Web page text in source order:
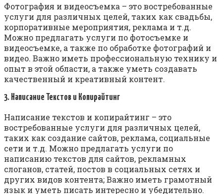
Фотография и видеосъемка – это востребованные
услуги для различных целей, таких как свадьбы,
корпоративные мероприятия, реклама и т.д.
Можно предлагать услуги по фотосъемке и
видеосъемке, а также по обработке фотографий и
видео. Важно иметь профессиональную технику и
опыт в этой области, а также уметь создавать
качественный и креативный контент.
3. Написание Текстов и Копирайтинг
Написание текстов и копирайтинг – это
востребованные услуги для различных целей,
таких как создание сайтов, реклама, социальные
сети и т.д. Можно предлагать услуги по
написанию текстов для сайтов, рекламных
слоганов, статей, постов в социальных сетях и
других видов контента; Важно иметь грамотный
язык и уметь писать интересно и убедительно.